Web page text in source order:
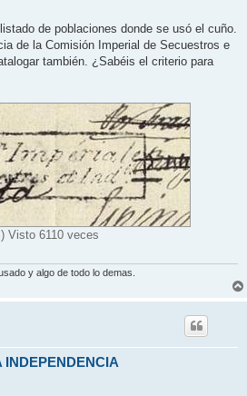
de poblaciones donde se usó el cuño.
de la Comisión Imperial de Secuestros e
también. ¿Sabéis el criterio para
Visto 6110 veces
y algo de todo lo demas.
INDEPENDENCIA